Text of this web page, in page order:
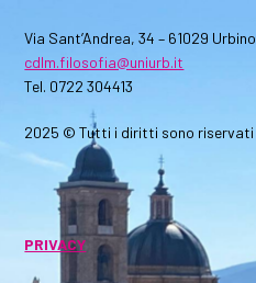
Via Sant’Andrea, 34 – 61029 Urbino
cdlm.filosofia@uniurb.it
Tel. 0722 304413
2025 © Tutti i diritti sono riservati
PRIVACY